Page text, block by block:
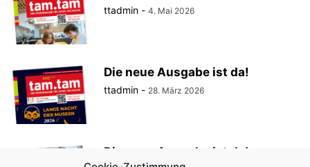
ttadmin - 4. Mai 2026
Die neue Ausgabe ist da!
ttadmin - 28. März 2026
Die neue Ausgabe ist da!